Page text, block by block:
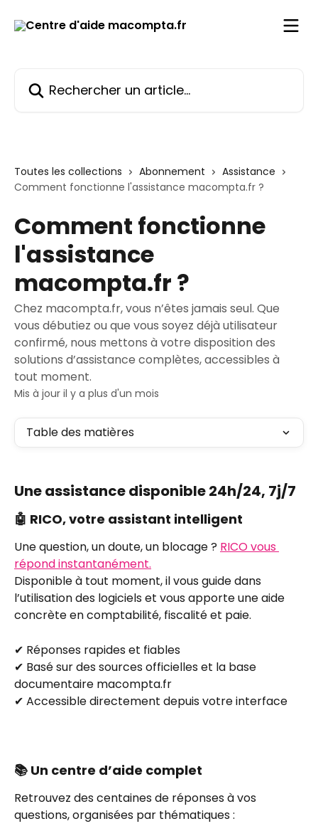
Toutes les collections Abonnement
Assistance
Comment fonctionne l'assistance macompta.fr ?
Comment fonctionne
l'assistance
macompta.fr ?
Chez macompta.fr, vous n’êtes jamais seul. Que
vous débutiez ou que vous soyez déjà utilisateur
confirmé, nous mettons à votre disposition des
solutions d’assistance complètes, accessibles à
tout moment.
Mis à jour il y a plus d'un mois
Table des matières
Une assistance disponible 24h/24, 7j/7
🤖 RICO, votre assistant intelligent
Une question, un doute, un blocage ? RICO vous
répond instantanément.
Disponible à tout moment, il vous guide dans
l’utilisation des logiciels et vous apporte une aide
concrète en comptabilité, fiscalité et paie.
✔ Réponses rapides et fiables
✔ Basé sur des sources officielles et la base
documentaire macompta.fr
✔ Accessible directement depuis votre interface
📚 Un centre d’aide complet
Retrouvez des centaines de réponses à vos
questions, organisées par thématiques :